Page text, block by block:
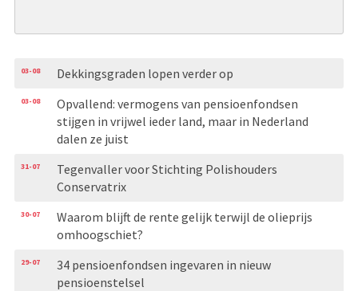
03-08 Dekkingsgraden lopen verder op
03-08
Opvallend: vermogens van pensioenfondsen
stijgen in vrijwel ieder land, maar in Nederland
dalen ze juist
31-07
Tegenvaller voor Stichting Polishouders
Conservatrix
30-07
Waarom blijft de rente gelijk terwijl de olieprijs
omhoogschiet?
29-07
34 pensioenfondsen ingevaren in nieuw
pensioenstelsel